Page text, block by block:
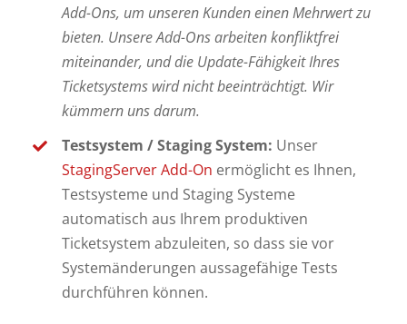
Add-Ons, um unseren Kunden einen Mehrwert zu
bieten. Unsere Add-Ons arbeiten konfliktfrei
miteinander, und die Update-Fähigkeit Ihres
Ticketsystems wird nicht beeinträchtigt. Wir
kümmern uns darum.
Testsystem / Staging System: Unser
StagingServer Add-On ermöglicht es Ihnen,
Testsysteme und Staging Systeme
automatisch aus Ihrem produktiven
Ticketsystem abzuleiten, so dass sie vor
Systemänderungen aussagefähige Tests
durchführen können.